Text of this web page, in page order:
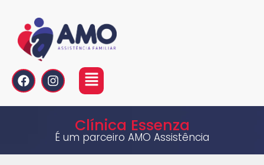
Clínica Essenza
É um parceiro AMO Assistência